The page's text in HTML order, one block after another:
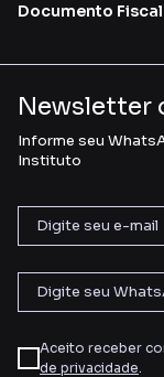
Documento
Newsletter
Informe seu
Instituto
Aceito receber
de privacidade.